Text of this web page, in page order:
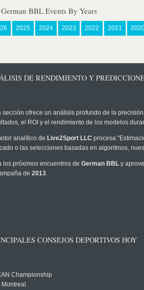
BBL Events By Years
2025 2024 2023 2022 2021
DE RENDIMIENTO Y
sección ofrece un análisis profundo de la
el ROI y el rendimiento de los modelos
analítico de Live2Sport LLC procesa
o las selecciones basadas en algoritmos,
los próximos encuentros de German BBL y
de 2013.
CONSEJOS DEPORTIVOS HOY
Championship
Montreal